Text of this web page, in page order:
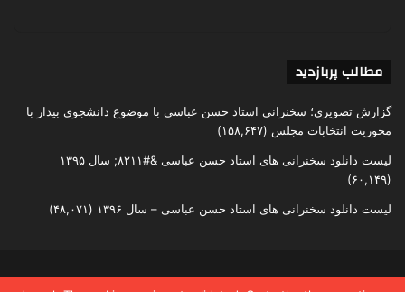
مطالب پربازدید
گزارش تصویری؛ سخنرانی استاد حسن عباسی با موضوع دانشجوی بیدار با
محوریت انتخابات مجلس (۱۵۸,۶۴۷)
لیست دانلود سخنرانی های استاد حسن عباسی &#۸۲۱۱; سال ۱۳۹۵
(۶۰,۱۴۹)
لیست دانلود سخنرانی های استاد حسن عباسی – سال ۱۳۹۶ (۴۸,۰۷۱)